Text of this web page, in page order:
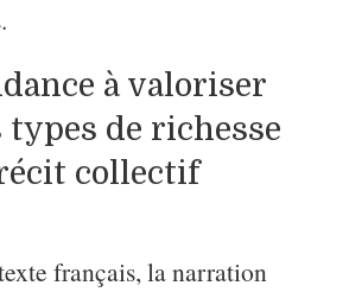
à valoriser
de richesse
collectif
français, la narration